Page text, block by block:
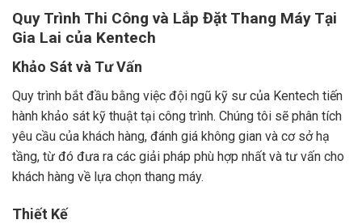
Quy Trình Thi Công và Lắp Đặt Thang Máy Tại
Gia Lai của Kentech
Khảo Sát và Tư Vấn
Quy trình bắt đầu bằng việc đội ngũ kỹ sư của Kentech tiến
hành khảo sát kỹ thuật tại công trình. Chúng tôi sẽ phân tích
yêu cầu của khách hàng, đánh giá không gian và cơ sở hạ
tầng, từ đó đưa ra các giải pháp phù hợp nhất và tư vấn cho
khách hàng về lựa chọn thang máy.
Thiết Kế